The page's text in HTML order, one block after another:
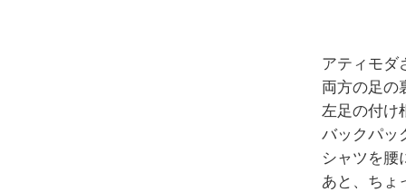
アティモダ
両方の足の
左足の付け
バックパッ
シャツを腰
あと、ちょ